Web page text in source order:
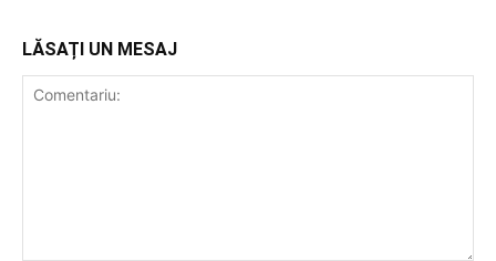
LĂSAȚI UN MESAJ